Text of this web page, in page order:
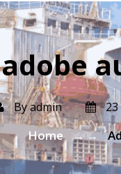
adobe
Byadmin 23
Home → →